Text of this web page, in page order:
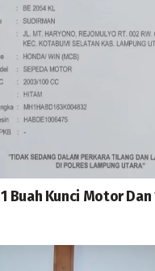
Buah Kunci Motor Dan